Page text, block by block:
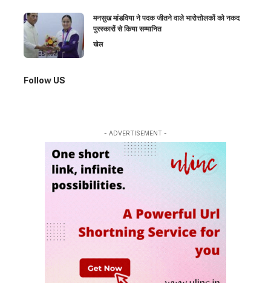
मनसुख मांडविया ने पदक जीतने वाले भारोत्तोलकों को नकद
पुरस्कारों से किया सम्मानित
खेल
Follow US
- ADVERTISEMENT -